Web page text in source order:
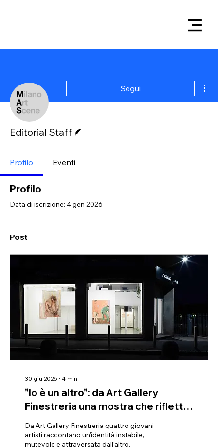
Segui
Editorial Staff
Profilo Eventi
Profilo
Data di iscrizione: 4 gen 2026
Post
30 giu 2026 ∙ 4 min
"Io è un altro": da Art Gallery
Finestreria una mostra che riflette
sull'identità frammentata del
presente
Da Art Gallery Finestreria quattro giovani
artisti raccontano un'identità instabile,
mutevole e attraversata dall'altro.